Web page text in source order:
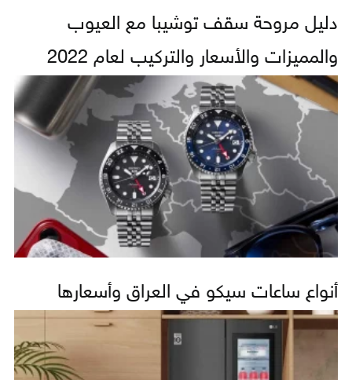
دليل مروحة سقف توشيبا مع العيوب
والمميزات والأسعار والتركيب لعام 2022
أنواع ساعات سيكو في العراق وأسعارها